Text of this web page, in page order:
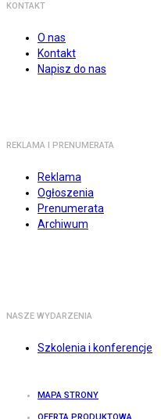
KONTAKT
O nas
Kontakt
Napisz do nas
REKLAMA I PRENUMERATA
Reklama
Ogłoszenia
Prenumerata
Archiwum
NASZE WYDARZENIA
Szkolenia i konferencje
MAPA STRONY